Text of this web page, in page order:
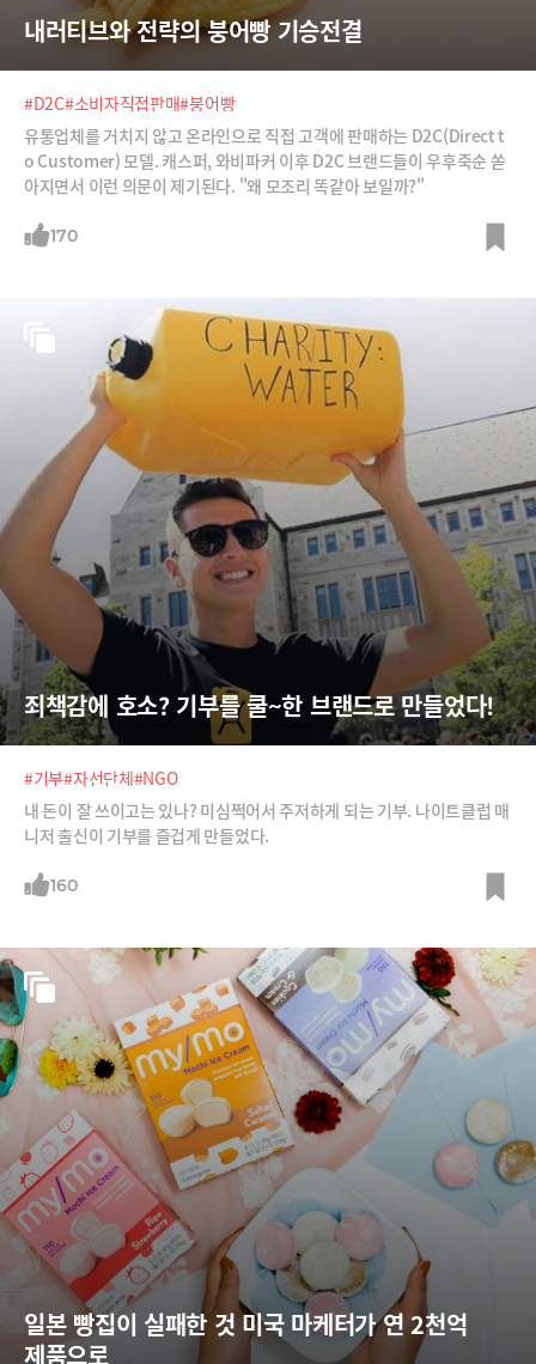
내러티브와 전략의 붕어빵 기승전결
#D2C#소비자직접판매#붕어빵
유통업체를 거치지 않고 온라인으로 직접 고객에 판매하는 D2C(Direct t
o Customer) 모델. 캐스퍼, 와비파커 이후 D2C 브랜드들이 우후죽순 쏟
아지면서 이런 의문이 제기된다. "왜 모조리 똑같아 보일까?"
170
죄책감에 호소? 기부를 쿨~한 브랜드로 만들었다!
#기부#자선단체#NGO
내 돈이 잘 쓰이고는 있나? 미심쩍어서 주저하게 되는 기부. 나이트클럽 매
니저 출신이 기부를 즐겁게 만들었다.
160
일본 빵집이 실패한 것 미국 마케터가 연 2천억
제품으로